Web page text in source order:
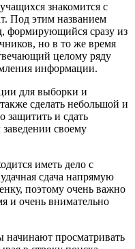
знакомится с
Под этим названием
формирующийся сразу из
но в то же время
целому ряду
информации.
для выборки и
сделать небольшой и
защитить и сдать
своему
иметь дело с
сдача напрямую
поэтому очень важно
и очень внимательно
начинают просматривать